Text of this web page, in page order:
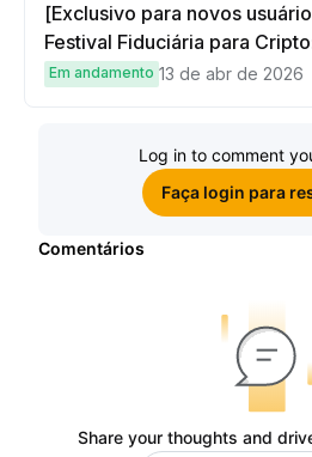
[Exclusivo para novos
Festival Fiduciária para
complete tarefas simples e
Em andamento 13 de abr de 2026
Log in to comment
Faça login para
Comentários
Share your thoughts and